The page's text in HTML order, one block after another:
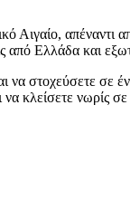
Αιγαίο,
από Ελλάδα και
στοχεύσετε σε
κλείσετε νωρίς